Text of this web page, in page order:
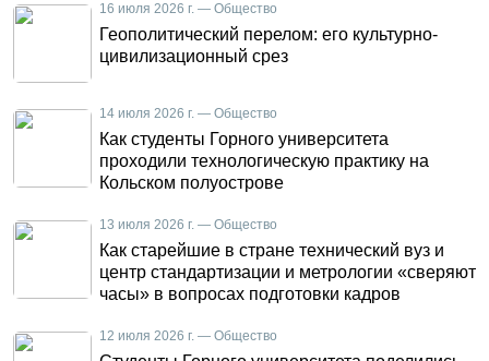
16 июля 2026 г. — Общество
Геополитический перелом: его культурно-
цивилизационный срез
14 июля 2026 г. — Общество
Как студенты Горного университета
проходили технологическую практику на
Кольском полуострове
13 июля 2026 г. — Общество
Как старейшие в стране технический вуз и
центр стандартизации и метрологии «сверяют
часы» в вопросах подготовки кадров
12 июля 2026 г. — Общество